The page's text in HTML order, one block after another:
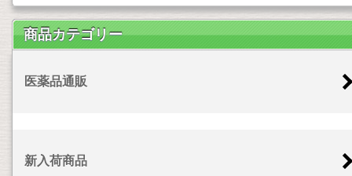
商品カテゴリー
医薬品通販
新入荷商品